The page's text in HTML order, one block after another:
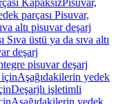
KapaksızPisuvar,
parçası Pisuvar,
altı pisuvar deşarj
üstü ya da sıva altı
deşarj
pisuvar deşarj
Aşağıdakilerin yedek
Deşarjlı işletimli
Aşağıdakilerin yedek